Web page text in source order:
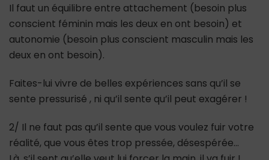
Il faut un équilibre entre attachement (besoin plus
conscient féminin mais les deux en ont besoin) et
autonomie (besoin plus conscient masculin mais les
deux en ont besoin).
Faites-lui vivre de belles expériences sans qu’il se
sente pressurisé , ni qu’il sente qu’il peut exagérer !
2/ Il ne faut pas qu’il sente que vous voulez fuir votre
réalité, que vous êtes trop pressée, désespérée…